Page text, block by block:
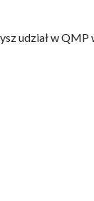
udział w QMP